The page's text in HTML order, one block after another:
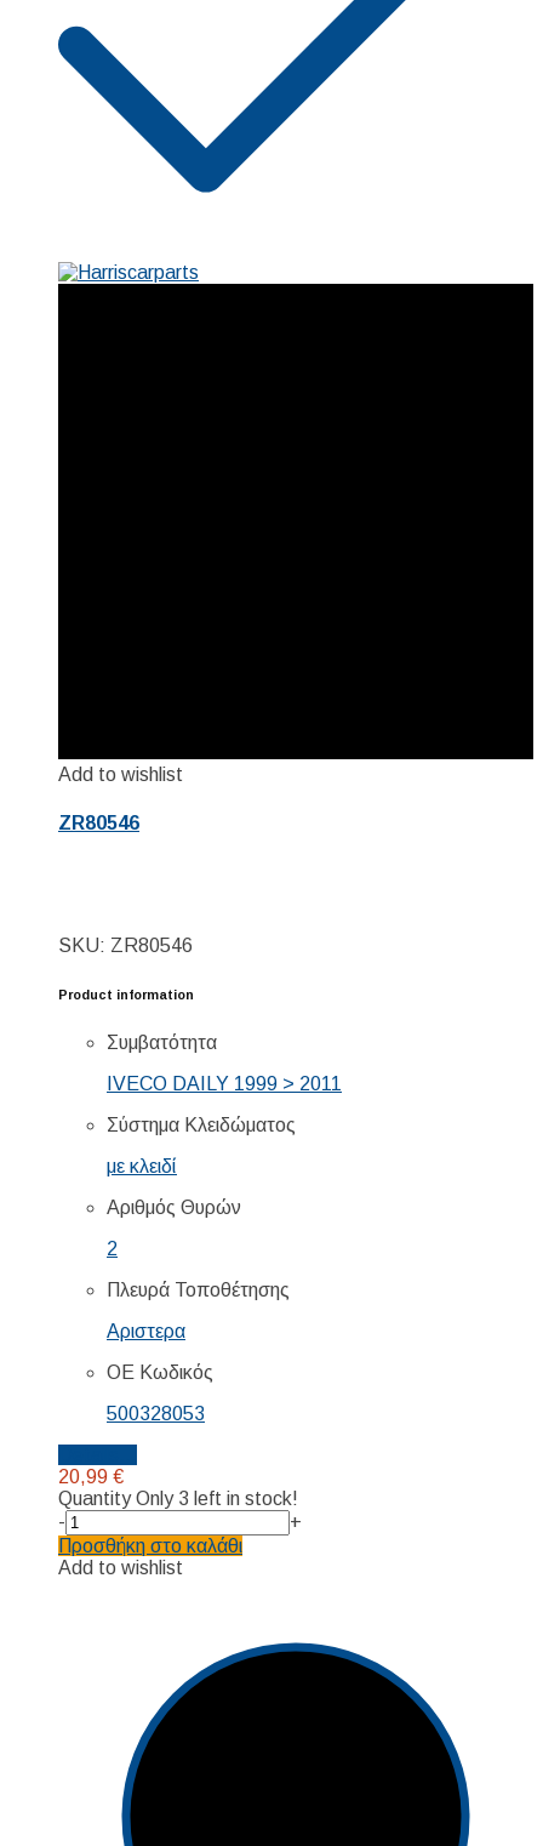
Add to wishlist
ZR80546
SKU: ZR80546
Product information
Συμβατότητα
IVECO DAILY 1999 > 2011
Σύστημα Κλειδώματος
με κλειδί
Αριθμός Θυρών
2
Πλευρά Τοποθέτησης
Αριστερα
ΟΕ Κωδικός
500328053
20,99 €
QuantityOnly 3 left in stock!
-
+
Προσθήκη στο καλάθι
Add to wishlist